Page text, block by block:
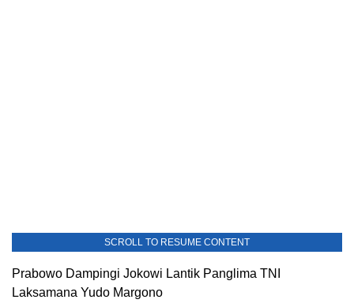
SCROLL TO RESUME CONTENT
Prabowo Dampingi Jokowi Lantik Panglima TNI
Laksamana Yudo Margono